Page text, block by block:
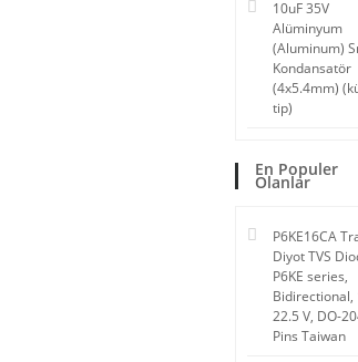
10uF 35V
Alüminyum
(Aluminum)
Kondansatör
(4x5.4mm)
tip)
En Populer
Olanlar
P6KE16CA
Diyot TVS
P6KE series,
Bidirectional,
22.5 V, DO-
Pins Taiwan